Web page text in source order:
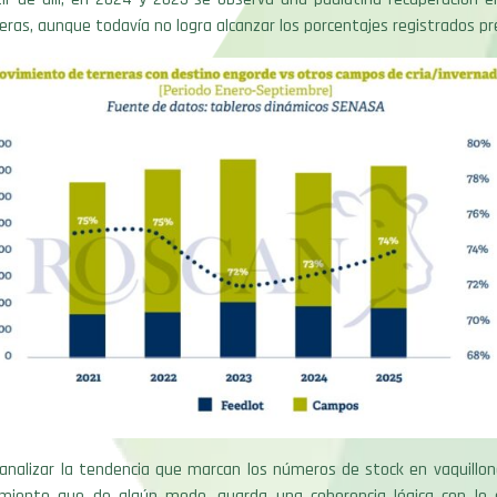
aunque todavía no logra alcanzar los porcentajes registrados
la tendencia que marcan los números de stock en